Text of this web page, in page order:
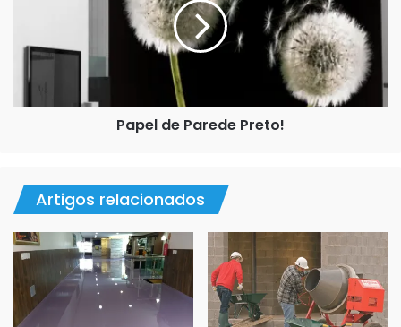
Tinta para Piso LiquidPiso
Papel de Parede Preto!
Artigos relacionados